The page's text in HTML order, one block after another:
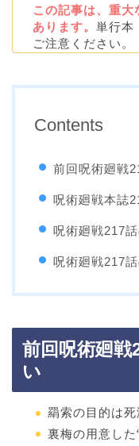
この記事は、重
あります。 単行本
ご注意ください。
Contents
前回呪術廻戦
呪術廻戦本誌
呪術廻戦217
呪術廻戦217
前回呪術廻
い
羂索の目的は
裏梅の用意した